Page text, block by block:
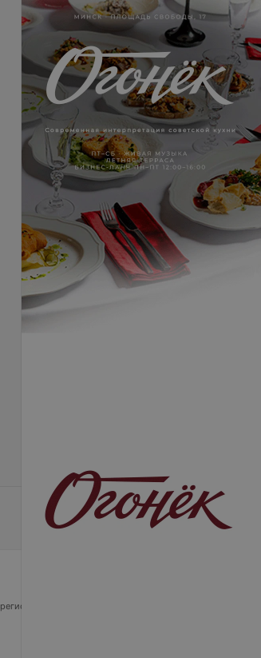
регистрирующий орган - Минский горисполком